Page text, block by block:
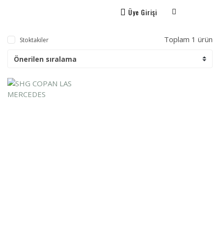
Üye Girişi
Stoktakiler Toplam 1 ürün